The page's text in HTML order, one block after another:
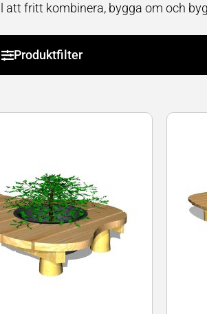
att fritt kombinera, bygga om och
vilka karaktäriseras av relativt
hängs upp med kedjor. De kan
Produktfilter